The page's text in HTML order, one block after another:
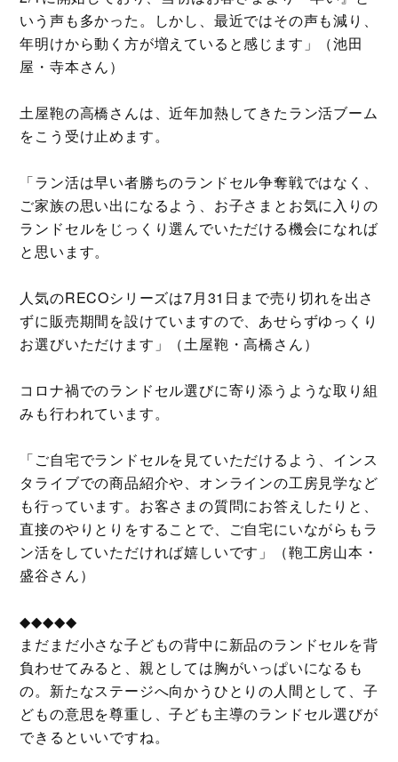
いう声も多かった。しかし、最近ではその声も減り、
年明けから動く方が増えていると感じます」（池田
屋・寺本さん）
土屋鞄の高橋さんは、近年加熱してきたラン活ブーム
をこう受け止めます。
「ラン活は早い者勝ちのランドセル争奪戦ではなく、
ご家族の思い出になるよう、お子さまとお気に入りの
ランドセルをじっくり選んでいただける機会になれば
と思います。
人気のRECOシリーズは7月31日まで売り切れを出さ
ずに販売期間を設けていますので、あせらずゆっくり
お選びいただけます」（土屋鞄・高橋さん）
コロナ禍でのランドセル選びに寄り添うような取り組
みも行われています。
「ご自宅でランドセルを見ていただけるよう、インス
タライブでの商品紹介や、オンラインの工房見学など
も行っています。お客さまの質問にお答えしたりと、
直接のやりとりをすることで、ご自宅にいながらもラ
ン活をしていただければ嬉しいです」（鞄工房山本・
盛谷さん）
◆◆◆◆◆
まだまだ小さな子どもの背中に新品のランドセルを背
負わせてみると、親としては胸がいっぱいになるも
の。新たなステージへ向かうひとりの人間として、子
どもの意思を尊重し、子ども主導のランドセル選びが
できるといいですね。